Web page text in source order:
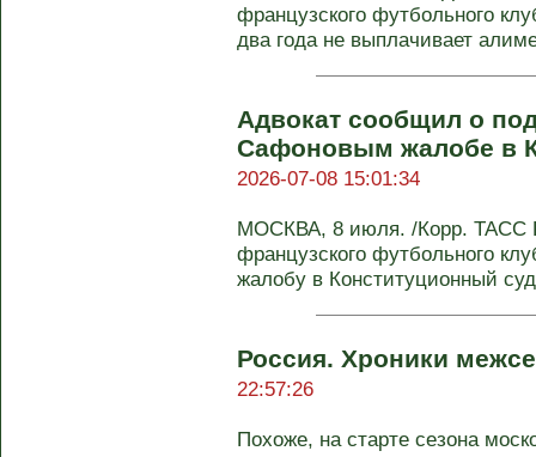
французского футбольного
два года не выплачивает
Адвокат сообщил о
Сафоновым жалобе в
2026-07-08 15:01:34
МОСКВА, 8 июля. /Корр. ТАСС
французского футбольного
жалобу в Конституционный
Россия. Хроники
22:57:26
Похоже, на старте сезона